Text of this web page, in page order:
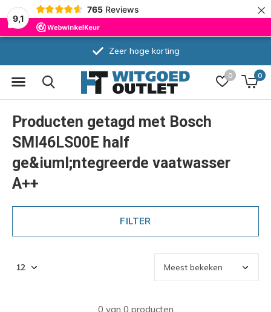
9,1
765 Reviews ×
0 0
Zeer hoge korting
Producten getagd met Bosch
SMI46LS00E half
ge&iuml;ntegreerde vaatwasser
A++
FILTER
0 van 0 producten